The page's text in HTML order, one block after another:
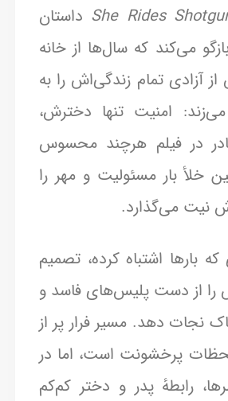
She Rides (2025) داستان
می‌کند که سال‌ها از خانه
آزادی تمام زندگی‌اش را به
امنیت تنها دخترش،
در فیلم هرچند محسوس
خلأ بار مسئولیت و مهر را
نیت می‌گذارد.
بارها اشتباه کرده، تصمیم
را از دست پلیس‌های فاسد و
نجات دهد. مسیر فرار پر از
پرخشونت است، اما در
رابطهٔ پدر و دختر کم‌کم